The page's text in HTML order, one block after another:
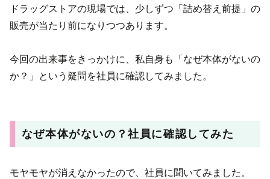
ドラッグストアの現場では、少しずつ「詰め替え前提」の
販売が当たり前になりつつあります。
今回の出来事をきっかけに、私自身も「なぜ本体がないの
か？」という疑問を社員に確認してみました。
なぜ本体がないの？社員に確認してみた
モヤモヤが消えなかったので、社員に聞いてみました。